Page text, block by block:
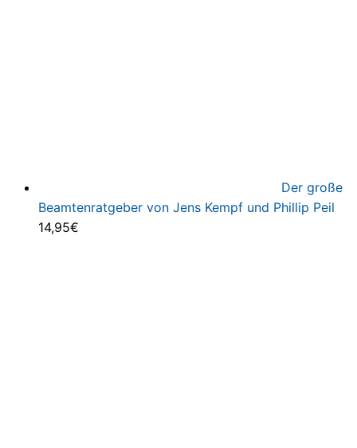
Der große
Beamtenratgeber von Jens Kempf und Phillip Peil
14,95€